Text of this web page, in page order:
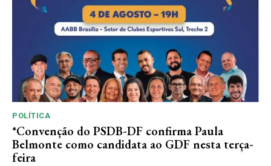
POLÍTICA
*Convenção do PSDB-DF confirma Paula
Belmonte como candidata ao GDF nesta terça-
feira